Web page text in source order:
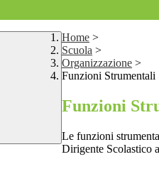
Home >
Scuola >
Organizzazione >
Funzioni Strumentali
Funzioni
Le funzioni
Dirigente Scolastico